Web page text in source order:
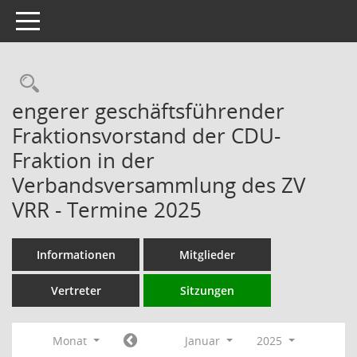
Toggle navigation
Rechercheauswahl
engerer geschäftsführender
Fraktionsvorstand der CDU-
Fraktion in der
Verbandsversammlung des ZV
VRR - Termine 2025
Informationen Mitglieder
Vertreter Sitzungen
Monat Januar
2025